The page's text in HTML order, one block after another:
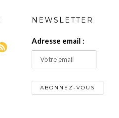
NEWSLETTER
Adresse email :